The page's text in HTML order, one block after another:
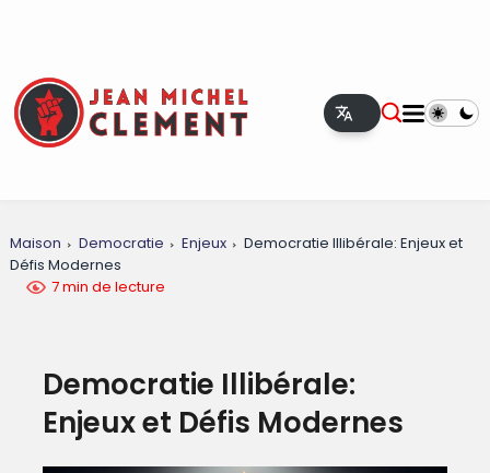
Maison Democratie Enjeux
Democratie Illibérale: Enjeux et
Défis Modernes
7 min de lecture
Democratie Illibérale:
Enjeux et Défis Modernes